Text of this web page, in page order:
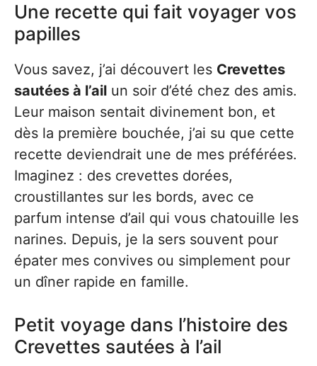
Une recette qui fait voyager vos
papilles
Vous savez, j’ai découvert les Crevettes
sautées à l’ail un soir d’été chez des amis.
Leur maison sentait divinement bon, et
dès la première bouchée, j’ai su que cette
recette deviendrait une de mes préférées.
Imaginez : des crevettes dorées,
croustillantes sur les bords, avec ce
parfum intense d’ail qui vous chatouille les
narines. Depuis, je la sers souvent pour
épater mes convives ou simplement pour
un dîner rapide en famille.
Petit voyage dans l’histoire des
Crevettes sautées à l’ail